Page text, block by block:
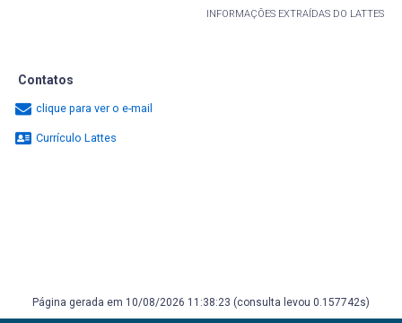
INFORMAÇÕES EXTRAÍDAS DO LATTES
Contatos
clique para ver o e-mail
Currículo Lattes
Página gerada em 10/08/2026 11:38:23 (consulta levou 0.157742s)